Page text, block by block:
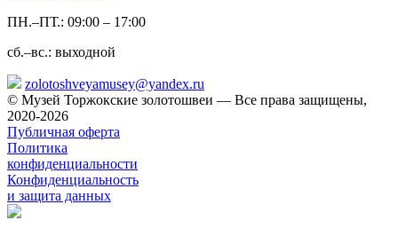
ПН.–ПТ.: 09:00 – 17:00
сб.–вс.: выходной
zolotoshveyamusey@yandex.ru
© Музей Торжокские золотошвеи — Все права защищены,
2020-2026
Публичная оферта
Политика
конфиденциальности
Конфиденциальность
и защита данных